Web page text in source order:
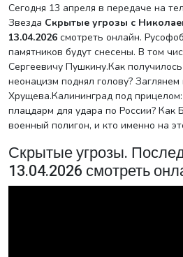
Сегодня 13 апреля в передаче на телеканале
Звезда Скрытые угрозы с
13.04.2026 смотреть онлайн.
памятников будут снесены. В том
Сергеевичу Пушкину.Как
неонацизм поднял голову?
Хрущева.Калининград под
плацдарм для удара по России? Как
военный полигон, и кто именно на
Скрытые угрозы.
13.04.2026 смотреть